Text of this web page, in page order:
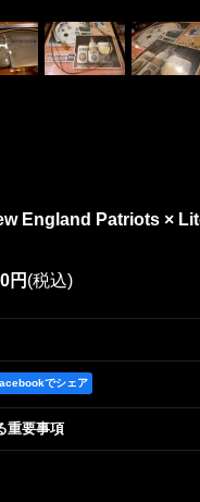
England Patriots ×
円 (税込)
でシェア
重要事項